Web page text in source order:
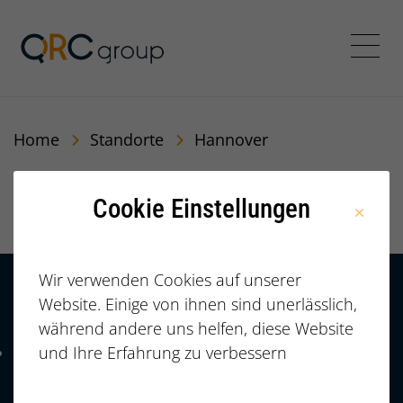
QRC Personalberatung
Home Standorte Hannover
Hannover
Kontakt
+49 (0)
911/23733277
Telefonnummer: 4 9 0 9 1 1 2 3 7 3 3 2 7 7
HÄUFIGE FRAGEN |
FAQ
Cookie Einstellungen
Wir verwenden Cookies auf unserer
Website. Einige von ihnen sind unerlässlich,
während andere uns helfen, diese Website
und Ihre Erfahrung zu verbessern